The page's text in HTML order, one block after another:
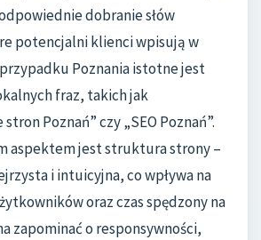
dobranie słów
potencjalni klienci wpisują w
Poznania istotne jest
fraz, takich jak
Poznań” czy „SEO Poznań”.
aspektem jest struktura strony –
i intuicyjna, co wpływa na
oraz czas spędzony na
zapominać o responsywności,